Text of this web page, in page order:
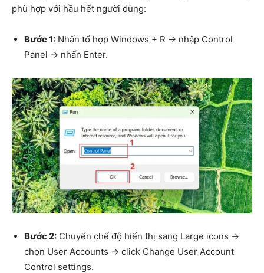
phù hợp với hầu hết người dùng:
Bước 1: Nhấn tổ hợp Windows + R → nhập Control
Panel → nhấn Enter.
Bước 2: Chuyển chế độ hiển thị sang Large icons →
chọn User Accounts → click Change User Account
Control settings.